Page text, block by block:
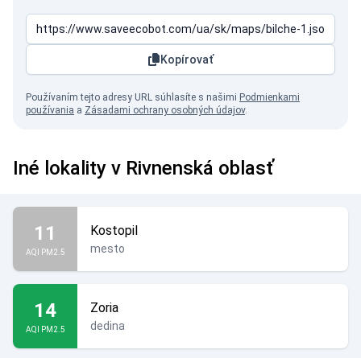
Kopírovať
Používaním tejto adresy URL súhlasíte s našimi Podmienkami
používania a Zásadami ochrany osobných údajov.
Iné lokality v Rivnenská oblasť
11
AQI PM2.5
Kostopil
mesto
14
AQI PM2.5
Zoria
dedina